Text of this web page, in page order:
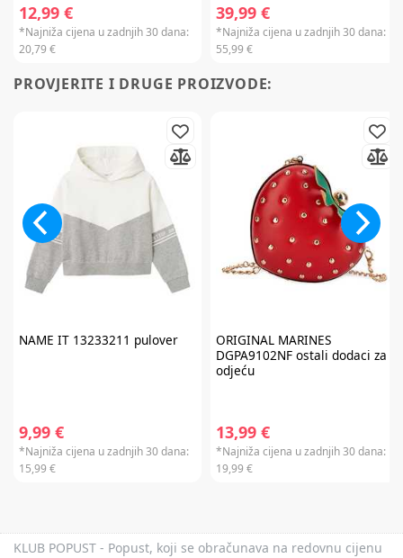
12,99 €
*Najniža cijena u zadnjih 30 dana:
20,79 €
39,99 €
*Najniža cijena u zadnjih 30 dana:
55,99 €
PROVJERITE I DRUGE PROIZVODE:
NAME IT13233211 pulover
9,99 €
*Najniža cijena u zadnjih 30 dana:
15,99 €
ORIGINAL MARINES
DGPA9102NF ostali dodaci za
odjeću
13,99 €
*Najniža cijena u zadnjih 30 dana:
19,99 €
KLUB POPUST - Popust, koji se obračunava na redovnu cijenu